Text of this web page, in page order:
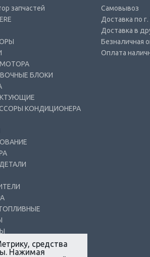
запчастей
БЛОКИ
КОНДИЦИОНЕРА
Самовывоз
Доставка по
Доставка в
Безналичная
Оплата
средства
Нажимая